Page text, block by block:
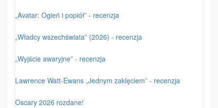
„Avatar: Ogień i popiół” - recenzja
„Władcy wszechświata” (2026) - recenzja
„Wyjście awaryjne” - recenzja
Lawrence Watt-Ewans „Jednym zaklęciem” - recenzja
Oscary 2026 rozdane!